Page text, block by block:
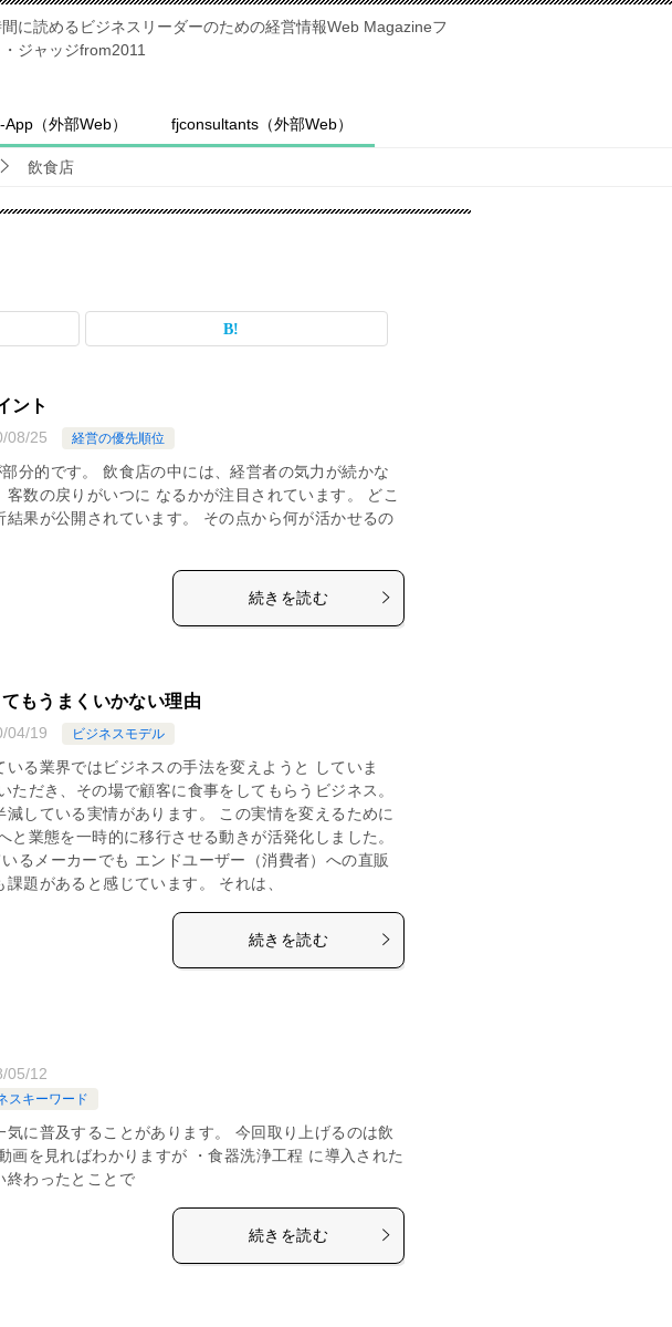
間に読めるビジネスリーダーのための経営情報Web Magazineフ
ジャッジfrom2011
App（外部Web） fjconsultants（外部Web）
飲食店
ント
08/25 経営の優先順位
分的です。 飲食店の中には、経営者の気力が続かな
数の戻りがいつに なるかが注目されています。 どこ
果が公開されています。 その点から何が活かせるの
続きを読む
もうまくいかない理由
04/19 ビジネスモデル
る業界ではビジネスの手法を変えようと していま
だき、その場で顧客に食事をしてもらうビジネス。
している実情があります。 この実情を変えるために
と業態を一時的に移行させる動きが活発化しました。
るメーカーでも エンドユーザー（消費者）への直販
題があると感じています。 それは、
続きを読む
05/12
スキーワード
に普及することがあります。 今回取り上げるのは飲
画を見ればわかりますが ・食器洗浄工程 に導入された
終わったとことで
続きを読む